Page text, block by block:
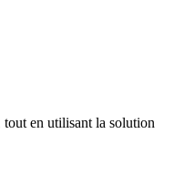
tout en utilisant la solution